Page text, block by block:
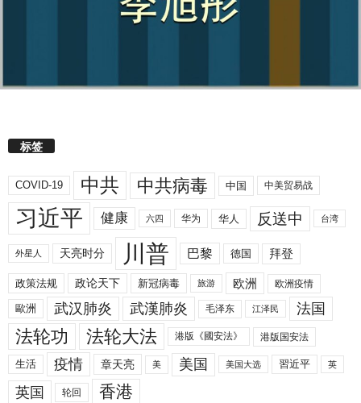
标签
COVID-19 中共 中共病毒 中国 中美贸易战
习近平 健康 六四 华为 华人 反送中 台湾
外星人 天亮时分 川普 巴黎 德国 拜登
政策法规 政论天下 新冠病毒 旅游 欧洲 欧洲疫情
歐洲 武汉肺炎 武漢肺炎 毛泽东 江泽民 法国
法轮功 法轮大法 港版《國安法》 港版国安法
生活 疫情 章天亮 美 美国 美国大选 習近平 英
英国 轮回 香港